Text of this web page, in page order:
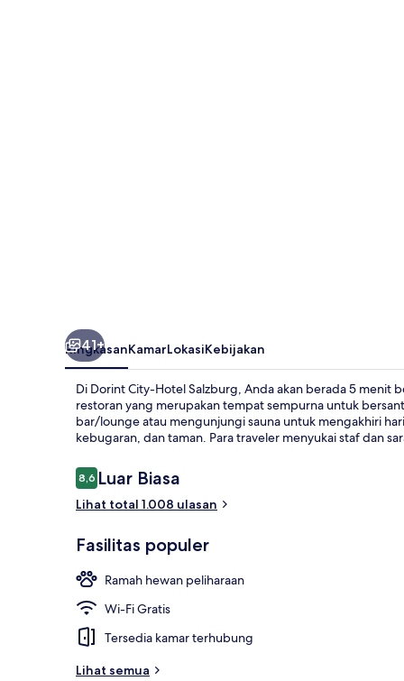
41+
RingkasanKamarLokasiKebijakan
Di Dorint City-Hotel Salzburg, Anda akan berada 5 menit
restoran yang merupakan tempat sempurna untuk
bar/lounge atau mengunjungi sauna untuk mengakhiri
kebugaran, dan taman. Para traveler menyukai staf dan
Ulasan
8,68,6 dari 10
Luar Biasa
Lihat total 1.008 ulasan
Fasilitas populer
Ramah hewan peliharaan
Wi-Fi Gratis
Tersedia kamar terhubung
Lihat semua